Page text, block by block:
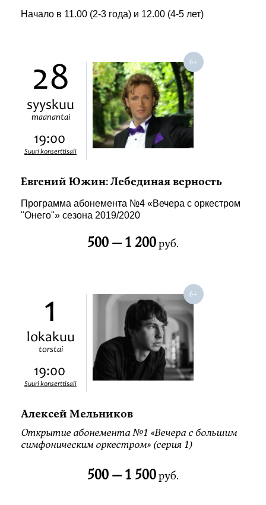
Начало в 11.00 (2-3 года) и 12.00 (4-5 лет)
28
syyskuu
maanantai
19:00
Suuri konserttisali
Евгений Южин: Лебединая верность
Программа абонемента №4 «Вечера с оркестром
"Онего"» сезона 2019/2020
500 —1 200руб.
1
lokakuu
torstai
19:00
Suuri konserttisali
Алексей Мельников
Открытие абонемента №1 «Вечера с большим
симфоническим оркестром» (серия 1)
500 —1 500руб.